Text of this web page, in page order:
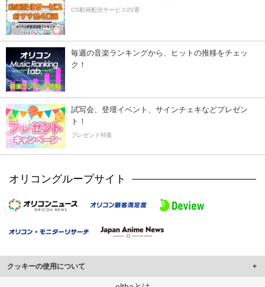
CS動画配信サービス20選
毎週の音楽ランキングから、ヒットの推移をチェッ
ク！
試写会、登壇イベント、サインチェキなどプレゼン
ト！
プレゼント特集
オリコングループサイト
クッキーの使用について